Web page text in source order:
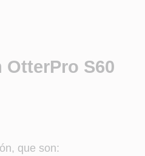
S60
que son: